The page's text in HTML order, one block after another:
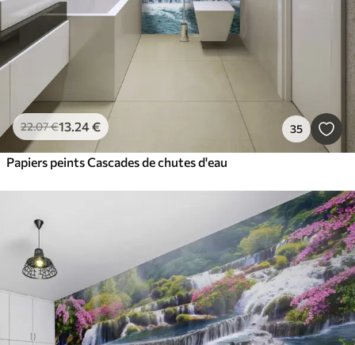
22.07€13 .24€ 35
Papiers peints Cascades de chutes d'eau